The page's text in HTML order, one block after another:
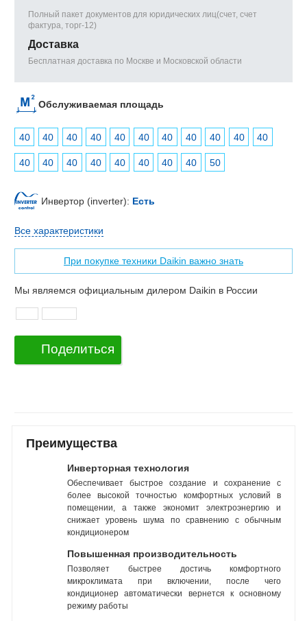
Полный пакет документов для юридических лиц(счет, счет
фактура, торг-12)
Доставка
Бесплатная доставка по Москве и Московской области
Обслуживаемая площадь
40 40 40 40 40 40 40 40 40 40 40
40 40 40 40 40 40 40 40 50
Инвертор (inverter): Есть
Все характеристики
При покупке техники Daikin важно знать
Мы являемся официальным дилером Daikin в России
Поделиться
Преимущества
Инверторная технология
Обеспечивает быстрое создание и сохранение с
более высокой точностью комфортных условий в
помещении, а также экономит электроэнергию и
снижает уровень шума по сравнению с обычным
кондиционером
Повышенная производительность
Позволяет быстрее достичь комфортного
микроклимата при включении, после чего
кондиционер автоматически вернется к основному
режиму работы